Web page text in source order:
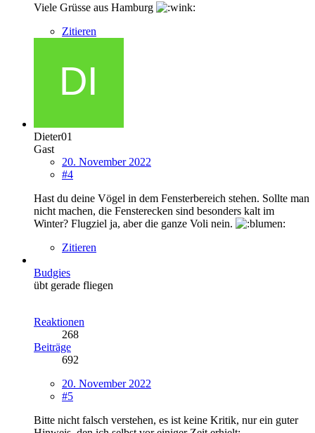
Viele Grüsse aus Hamburg
Zitieren
Dieter01
Gast
20. November 2022
#4
Hast du deine Vögel in dem Fensterbereich stehen. Sollte man
nicht machen, die Fensterecken sind besonders kalt im
Winter? Flugziel ja, aber die ganze Voli nein.
Zitieren
Budgies
übt gerade fliegen
Reaktionen
268
Beiträge
692
20. November 2022
#5
Bitte nicht falsch verstehen, es ist keine Kritik, nur ein guter